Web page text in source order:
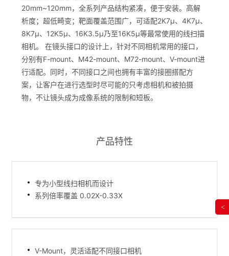
20mm~120mm，全系列产品结构紧凑，便于安装。高解
析度；超低畸变；靶面覆盖范围广，可适配2K7μ、4K7μ、
8K7μ、12K5μ、16K3.5μ乃至16K5μ等最常使用的线扫描
相机。 在镜头接口的设计上，针对不同相机常用的接口，
分别有F-mount、M42-mount、M72-mount、V-mount进
行适配。同时，不同接口之间也拥有丰富的接圈搭配方
案，让客户在进行选型时尽可能的只考虑相机和被拍摄
物，不让镜头成为成像系统的限制和短板。
产品特性
专为小型线扫相机而设计
系列倍率覆盖 0.02X-0.33X
V-Mount，灵活适配不同接口相机
<